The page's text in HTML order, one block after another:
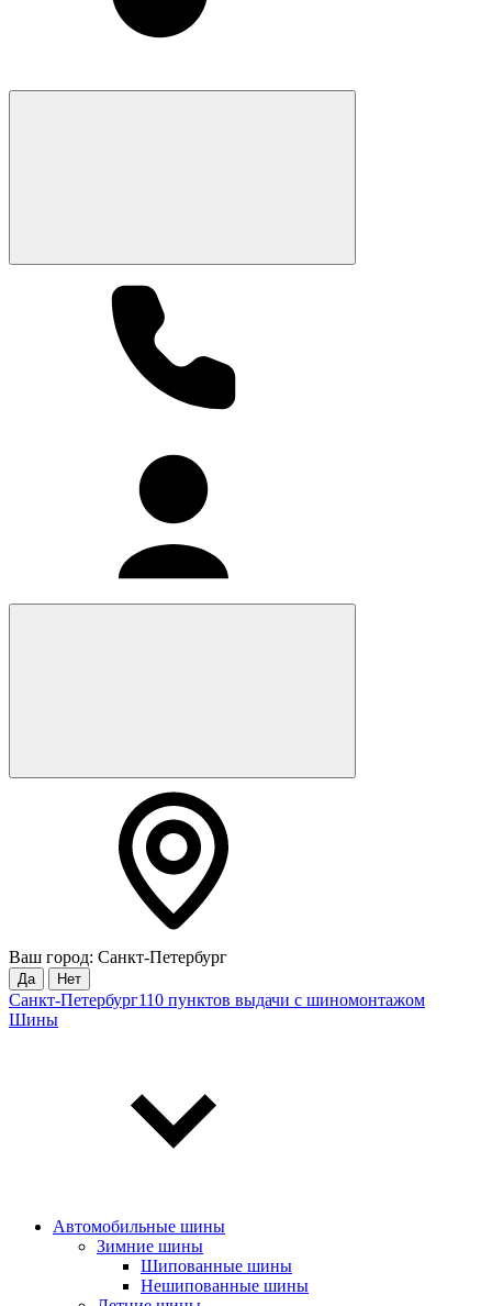
Ваш город: Санкт-Петербург
Да Нет
Санкт-Петербург110 пунктов выдачи с шиномонтажом
Шины
Автомобильные шины
Зимние шины
Шипованные шины
Нешипованные шины